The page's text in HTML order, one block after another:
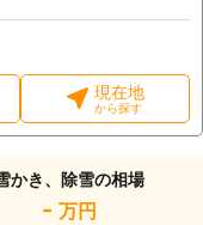
現在地
から探す
かき、除雪の相場
- 万円